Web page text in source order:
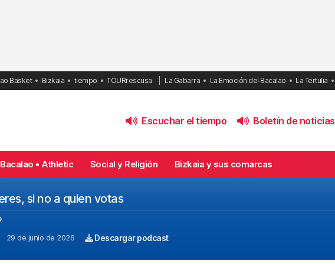
Basket Bizkaia tiempo TOURrescusa La Gabarra La Emoción del Bacalao La Tertulia
Escuchar el tiempo Boletín de noticias
Bacalao • Athletic Social y Religión Bizkaia y sus comarcas
si no a quien votas
29 de junio de 2026 Descargar podcast